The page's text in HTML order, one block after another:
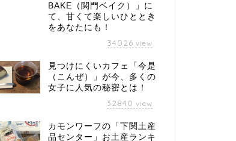
BAKE（関門ベイク）」に
て、甘くて楽しいひととき
をあなたにも！
34026 view
見つけにくいカフェ「今是
（こんぜ）」が今、多くの
女子に人気の秘密とは！
32840 view
カモンワーフの「下関土産
品センター」お土産ランキ